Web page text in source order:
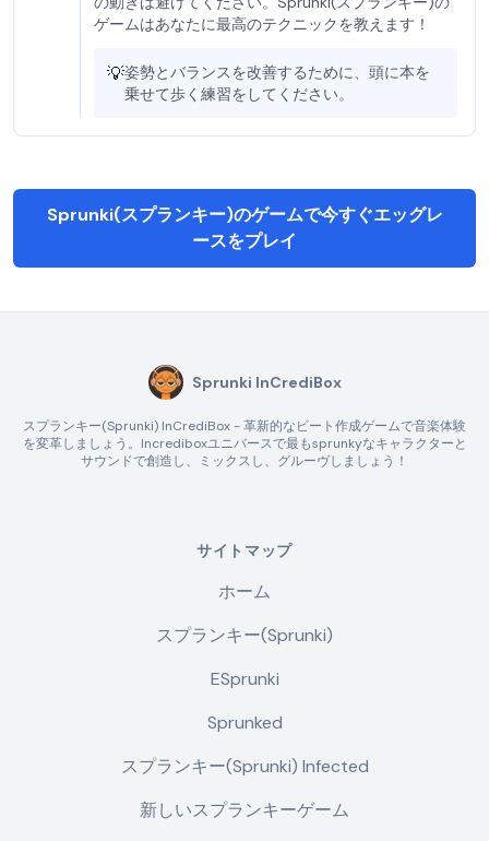
ゲームはあなたに最高のテクニックを教えます！
💡姿勢とバランスを改善するために、頭に本を
乗せて歩く練習をしてください。
Sprunki(スプランキー)のゲームで今すぐエッグレ
ースをプレイ
Sprunki InCrediBox
スプランキー(Sprunki) InCrediBox - 革新的なビート作成ゲームで音楽体験
を変革しましょう。Incrediboxユニバースで最もsprunkyなキャラクターと
サウンドで創造し、ミックスし、グルーヴしましょう！
サイトマップ
ホーム
スプランキー(Sprunki)
ESprunki
Sprunked
スプランキー(Sprunki) Infected
新しいスプランキーゲーム